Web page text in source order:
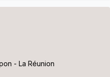
- La Réunion